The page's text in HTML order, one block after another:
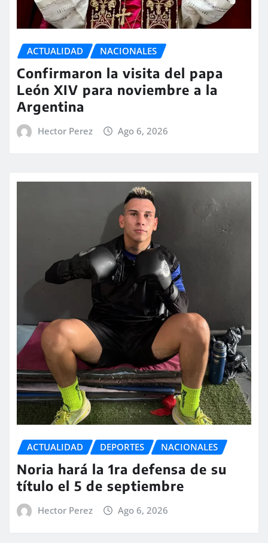
ACTUALIDAD NACIONALES
Confirmaron la visita del papa
León XIV para noviembre a la
Argentina
Hector Perez Ago 6, 2026
ACTUALIDAD DEPORTES NACIONALES
Noria hará la 1ra defensa de su
título el 5 de septiembre
Hector Perez Ago 6, 2026